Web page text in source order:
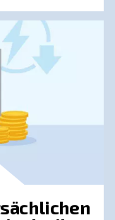
eine
Ihnen den